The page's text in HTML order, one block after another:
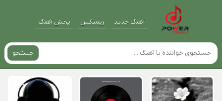
آهنگ جدید ریمیکس پخش آهنگ
جستجو